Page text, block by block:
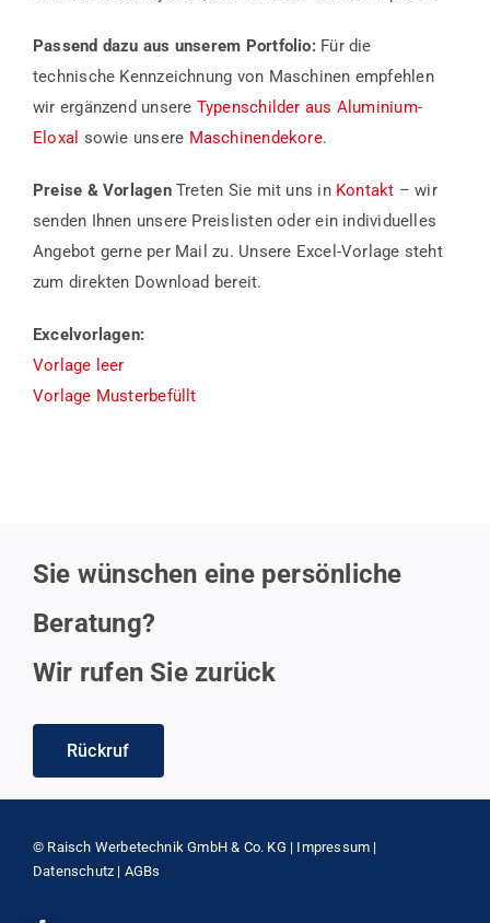
Passend dazu aus unserem Portfolio:Für die
technische Kennzeichnung von Maschinen empfehlen
wir ergänzend unsere Typenschilder aus Aluminium-
Eloxal sowie unsere Maschinendekore.
Preise & VorlagenTreten Sie mit uns in Kontakt – wir
senden Ihnen unsere Preislisten oder ein individuelles
Angebot gerne per Mail zu. Unsere Excel-Vorlage steht
zum direkten Download bereit.
Excelvorlagen:
Vorlage leer
Vorlage Musterbefüllt
Sie wünschen eine persönliche
Beratung?
Wir rufen Sie zurück
Rückruf
© Raisch Werbetechnik GmbH & Co. KG | Impressum |
Datenschutz | AGBs